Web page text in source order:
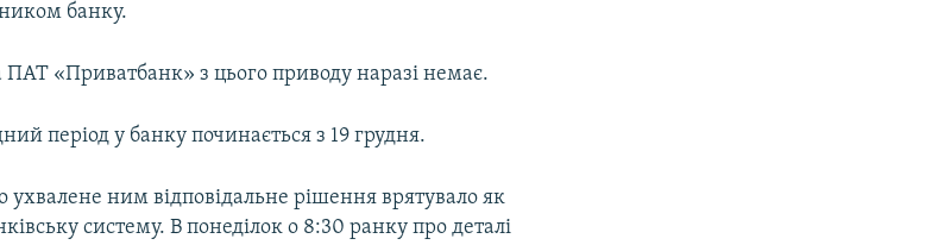
банку.
ПАТ «Приватбанк» з цього приводу наразі немає.
період у банку починається з 19 грудня.
ухвалене ним відповідальне рішення врятувало як
систему. В понеділок о 8:30 ранку про деталі